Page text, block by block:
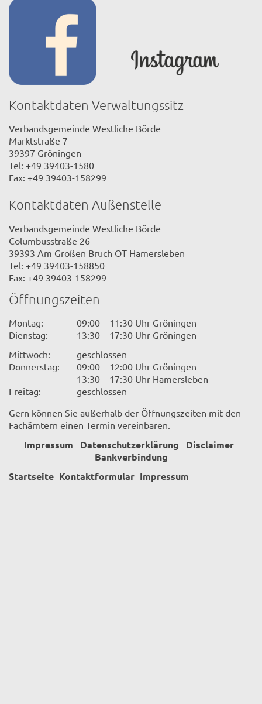
Kontaktdaten Verwaltungssitz
Verbandsgemeinde Westliche Börde
Marktstraße 7
39397 Gröningen
Tel: +49 39403-1580
Fax: +49 39403-158299
Kontaktdaten Außenstelle
Verbandsgemeinde Westliche Börde
Columbusstraße 26
39393 Am Großen Bruch OT Hamersleben
Tel: +49 39403-158850
Fax: +49 39403-158299
Öffnungszeiten
Montag:
09:00 – 11:30 Uhr Gröningen
Dienstag:
13:30 – 17:30 Uhr Gröningen
Mittwoch:
geschlossen
Donnerstag:
09:00 – 12:00 Uhr Gröningen
13:30 – 17:30 Uhr Hamersleben
Freitag:
geschlossen
Gern können Sie außerhalb der Öffnungszeiten mit den
Fachämtern einen Termin vereinbaren.
Impressum Datenschutzerklärung
Disclaimer
Bankverbindung
Startseite Kontaktformular Impressum